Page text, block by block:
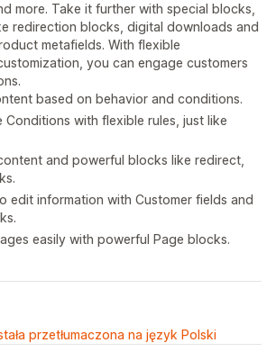
more. Take it further with special blocks,
redirection blocks, digital downloads and
metafields. With flexible
you can engage customers
based on behavior and conditions.
Conditions with flexible rules, just like
and powerful blocks like redirect,
edit information with Customer fields and
easily with powerful Page blocks.
przetłumaczona na język Polski